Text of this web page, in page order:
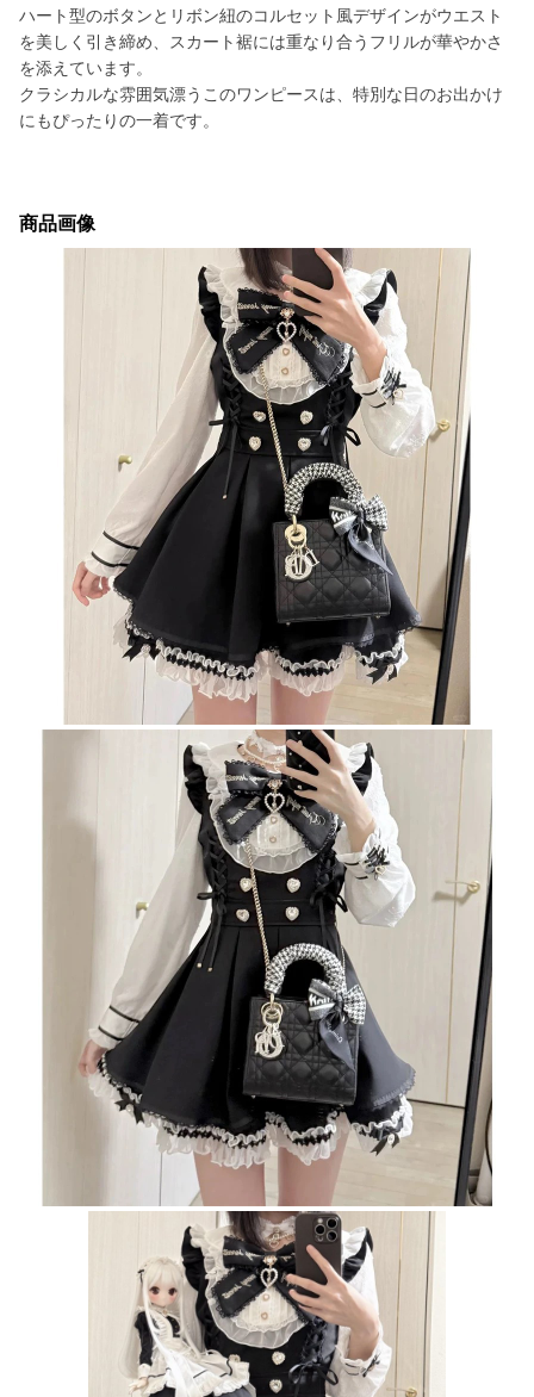
ハート型のボタンとリボン紐のコルセット風デザインがウエスト
を美しく引き締め、スカート裾には重なり合うフリルが華やかさ
を添えています。
クラシカルな雰囲気漂うこのワンピースは、特別な日のお出かけ
にもぴったりの一着です。
商品画像